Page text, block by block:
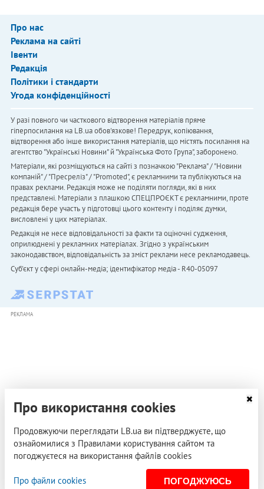
Про нас
Реклама на сайті
Івенти
Редакція
Політики і стандарти
Угода конфіденційності
У разі повного чи часткового відтворення матеріалів пряме
гіперпосилання на LB.ua обов'язкове! Передрук, копіювання,
відтворення або інше використання матеріалів, що містять посилання на
агентство "Українськi Новини" й "Українська Фото Група", заборонено.
Матеріали, які розміщуються на сайті з позначкою "Реклама" / "Новини
компаній" / "Пресреліз" / "Promoted", є рекламними та публікуються на
правах реклами. Редакція може не поділяти погляди, які в них
представлені. Матеріали з плашкою СПЕЦПРОЄКТ є рекламними, проте
редакція бере участь у підготовці цього контенту і поділяє думки,
висловлені у цих матеріалах.
Редакція не несе відповідальності за факти та оціночні судження,
оприлюднені у рекламних матеріалах. Згідно з українським
законодавством, відповідальність за зміст реклами несе рекламодавець.
Cуб'єкт у сфері онлайн-медіа; ідентифікатор медіа - R40-05097
РЕКЛАМА
Про використання cookies
Продовжуючи переглядати LB.ua ви підтверджуєте, що
ознайомилися з Правилами користування сайтом та
погоджуєтеся на використання файлів cookies
Про файли cookies ПОГОДЖУЮСЬ